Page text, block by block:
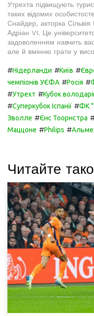
Утрехта підвищують
таких відомих
Снайдер, акторка
Адріан VI. Це
задоволенням навчить
але й вмінню грати у
#Нідерланди #Київ #
чемпіонів УЄФА #Росія #
#Утрехт #Кубок
#Суперкубок Іспанії #ФК
Зволле #Єнс Тоорнстра
Маццоне #Philips #
Читайте